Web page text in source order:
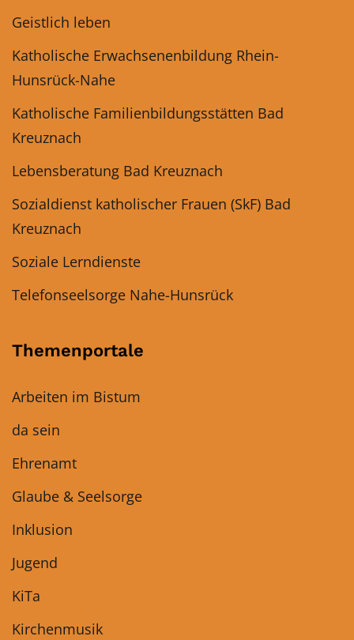
Geistlich leben
Katholische Erwachsenenbildung Rhein-
Hunsrück-Nahe
Katholische Familienbildungsstätten Bad
Kreuznach
Lebensberatung Bad Kreuznach
Sozialdienst katholischer Frauen (SkF) Bad
Kreuznach
Soziale Lerndienste
Telefonseelsorge Nahe-Hunsrück
Themenportale
Arbeiten im Bistum
da sein
Ehrenamt
Glaube & Seelsorge
Inklusion
Jugend
KiTa
Kirchenmusik